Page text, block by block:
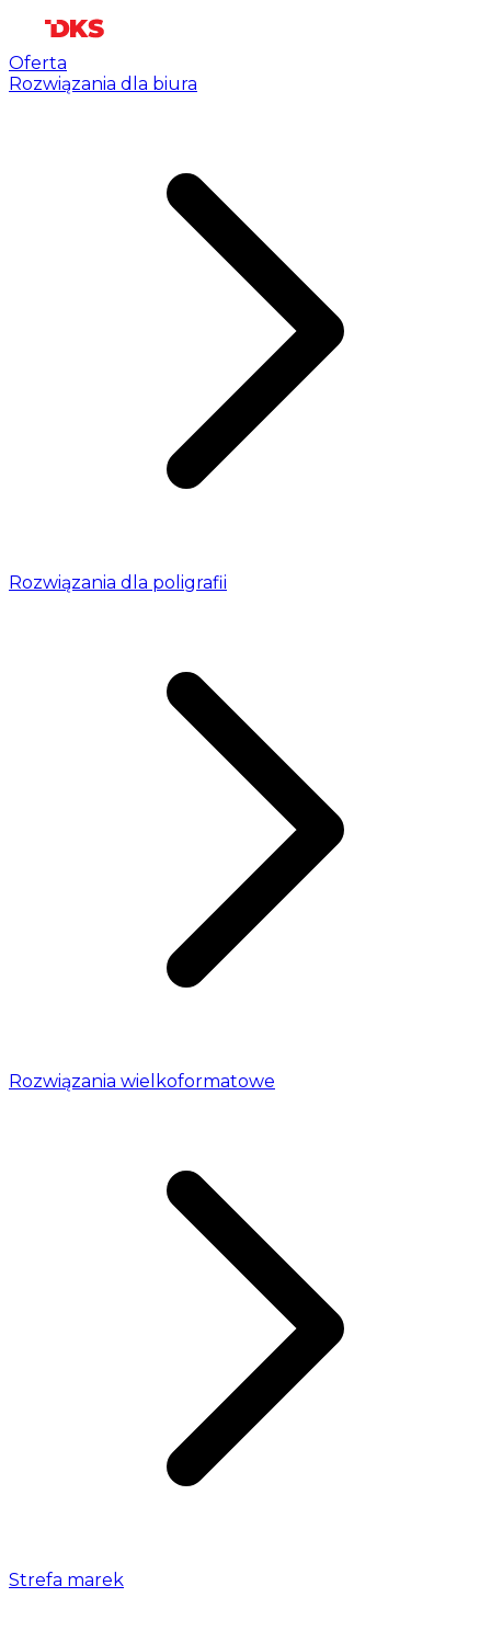
Oferta
Rozwiązania dla biura
Rozwiązania dla poligrafii
Rozwiązania wielkoformatowe
Strefa marek